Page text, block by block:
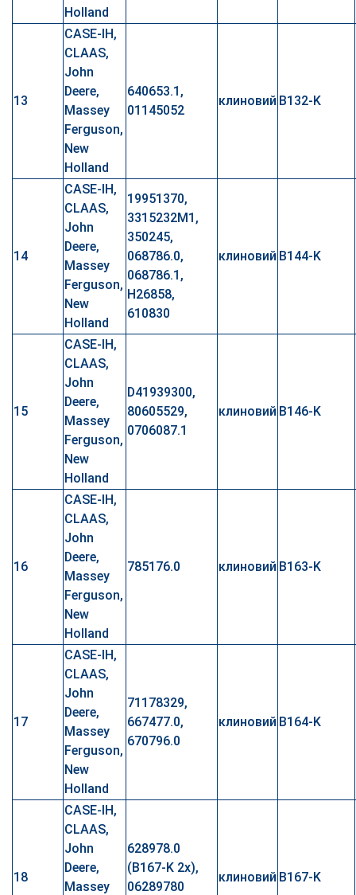
Holland
13
CASE-IH,
CLAAS,
John
Deere,
Massey
Ferguson,
New
Holland
640653.1,
01145052
клиновий B132-K
14
CASE-IH,
CLAAS,
John
Deere,
Massey
Ferguson,
New
Holland
19951370,
3315232M1,
350245,
068786.0,
068786.1,
H26858,
610830
клиновий B144-K
15
CASE-IH,
CLAAS,
John
Deere,
Massey
Ferguson,
New
Holland
D41939300,
80605529,
0706087.1
клиновий B146-K
16
CASE-IH,
CLAAS,
John
Deere,
Massey
Ferguson,
New
Holland
785176.0 клиновий B163-K
17
CASE-IH,
CLAAS,
John
Deere,
Massey
Ferguson,
New
Holland
71178329,
667477.0,
670796.0
клиновий B164-K
18
CASE-IH,
CLAAS,
John
Deere,
Massey
628978.0
(B167-K 2x),
06289780
клиновий B167-K